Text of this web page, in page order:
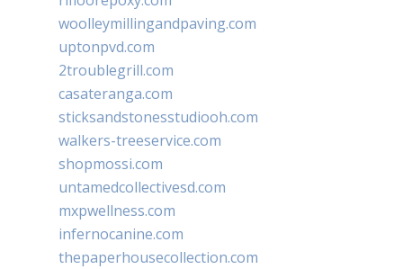
woolleymillingandpaving.com
uptonpvd.com
2troublegrill.com
casateranga.com
sticksandstonesstudiooh.com
walkers-treeservice.com
shopmossi.com
untamedcollectivesd.com
mxpwellness.com
infernocanine.com
thepaperhousecollection.com